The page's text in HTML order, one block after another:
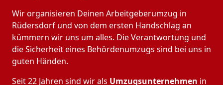
Wir organisieren Deinen Arbeitgeberumzug in
Rüdersdorf und von dem ersten Handschlag an
kümmern wir uns um alles. Die Verantwortung und
die Sicherheit eines Behördenumzugs sind bei uns in
guten Händen.
Seit 22 Jahren sind wir als Umzugsunternehmen in